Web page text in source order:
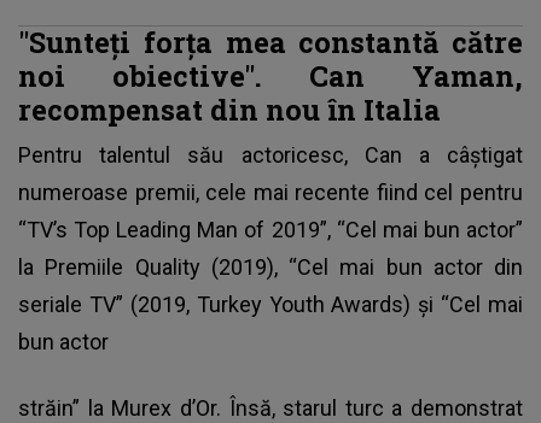
"Sunteți forța mea constantă către
noi obiective". Can Yaman,
recompensat din nou în Italia
Pentru talentul său actoricesc, Can a câștigat
numeroase premii, cele mai recente fiind cel pentru
“TV’s Top Leading Man of 2019”, “Cel mai bun actor”
la Premiile Quality (2019), “Cel mai bun actor din
seriale TV” (2019, Turkey Youth Awards) și “Cel mai
bun actor
străin” la Murex d’Or. Însă, starul turc a demonstrat